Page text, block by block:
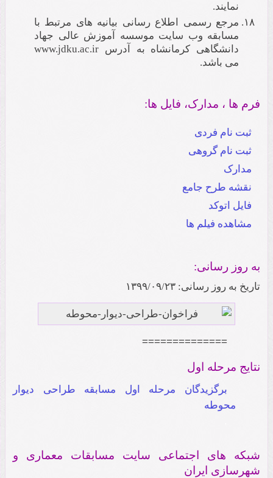
نمایند.
مرجع رسمی اطلاع رسانی بیانیه های مرتبط با
مسابقه وب سایت موسسه آموزش عالی جهاد
دانشگاهی کرمانشاه به آدرس www.jdku.ac.ir
می باشد.
فرم ها ، مدارک، فایل ها:
ثبت نام فردی
ثبت نام گروهی
مدارک
نقشه طرح جامع
فایل اتوکد
مشاهده فیلم ها
به روز رسانی:
تاریخ به روز رسانی: ۱۳۹۹/۰۹/۲۳
==============
نتایج مرحله اول
برگزیدگان مرحله اول مسابقه طراحی دیوار
محوطه
شبکه های اجتماعی سایت مسابقات معماری و
شهرسازی ایران